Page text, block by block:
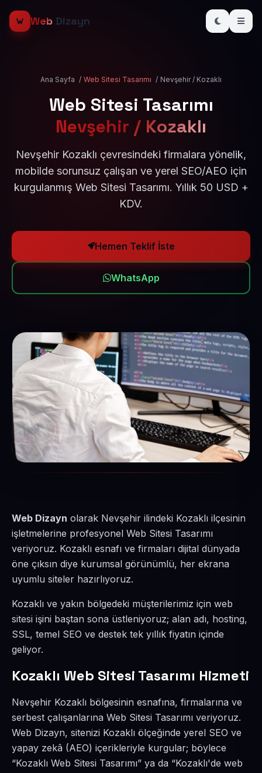
Web Dizayn
Ana Sayfa / Web Sitesi Tasarımı / Nevşehir / Kozaklı
Web Sitesi Tasarımı
Nevşehir / Kozaklı
Nevşehir Kozaklı çevresindeki firmalara yönelik,
mobilde sorunsuz çalışan ve yerel SEO/AEO için
kurgulanmış Web Sitesi Tasarımı. Yıllık 50 USD +
KDV.
Hemen Teklif İste
WhatsApp
Web Dizayn olarak Nevşehir ilindeki Kozaklı ilçesinin
işletmelerine profesyonel Web Sitesi Tasarımı
veriyoruz. Kozaklı esnafı ve firmaları dijital dünyada
öne çıksın diye kurumsal görünümlü, her ekrana
uyumlu siteler hazırlıyoruz.
Kozaklı ve yakın bölgedeki müşterilerimiz için web
sitesi işini baştan sona üstleniyoruz; alan adı, hosting,
SSL, temel SEO ve destek tek yıllık fiyatın içinde
geliyor.
Kozaklı Web Sitesi Tasarımı Hizmeti
Nevşehir Kozaklı bölgesinin esnafına, firmalarına ve
serbest çalışanlarına Web Sitesi Tasarımı veriyoruz.
Web Dizayn, sitenizi Kozaklı ölçeğinde yerel SEO ve
yapay zekâ (AEO) içerikleriyle kurgular; böylece
“Kozaklı Web Sitesi Tasarımı” ya da “Kozaklı'de web